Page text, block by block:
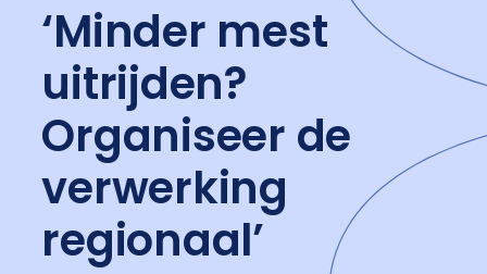
‘Minder mest
uitrijden?
Organiseer de
verwerking
regionaal’